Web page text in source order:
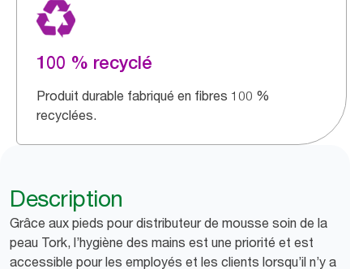
100 % recyclé
Produit durable fabriqué en fibres 100 %
recyclées.
Description
Grâce aux pieds pour distributeur de mousse soin de la
peau Tork, l’hygiène des mains est une priorité et est
accessible pour les employés et les clients lorsqu’il n’y a